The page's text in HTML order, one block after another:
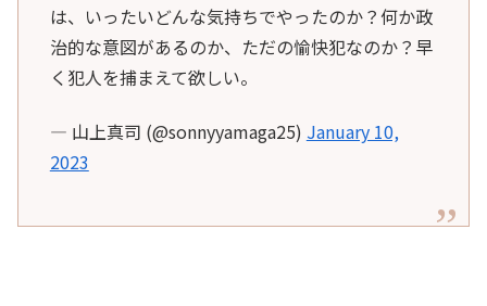
は、いったいどんな気持ちでやったのか？何か政
治的な意図があるのか、ただの愉快犯なのか？早
く犯人を捕まえて欲しい。
— 山上真司 (@sonnyyamaga25) January 10,
2023